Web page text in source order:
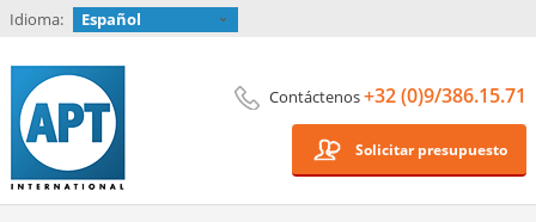
Idioma: Español
Contáctenos+32 (0)9/386.15.71
Solicitar presupuesto